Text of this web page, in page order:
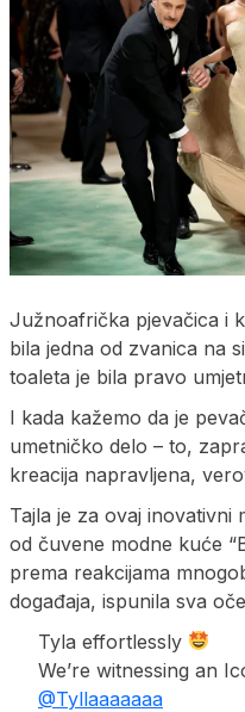
Južnoafrička pjevačica i
bila jedna od zvanica na
toaleta je bila pravo
I kada kažemo da je
umetničko delo – to,
kreacija napravljena,
Tajla je za ovaj inovativni
od čuvene modne kuće
prema reakcijama
događaja, ispunila sva
Tyla effortlessly
We’re witnessing an
@Tyllaaaaaaa